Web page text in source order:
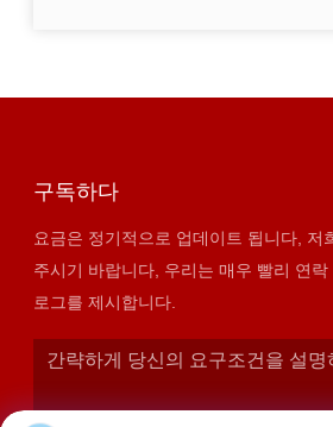
구독하다
요금은 정기적으로 업데이트 됩니다, 저
주시기 바랍니다, 우리는 매우 빨리 연
로그를 제시합니다.